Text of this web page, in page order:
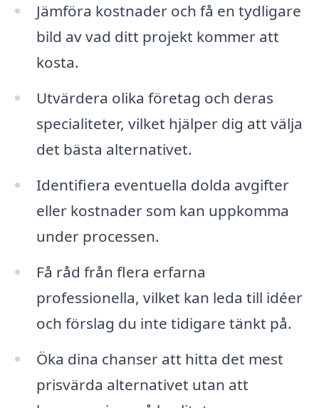
Jämföra kostnader och få en tydligare
bild av vad ditt projekt kommer att
kosta.
Utvärdera olika företag och deras
specialiteter, vilket hjälper dig att välja
det bästa alternativet.
Identifiera eventuella dolda avgifter
eller kostnader som kan uppkomma
under processen.
Få råd från flera erfarna
professionella, vilket kan leda till idéer
och förslag du inte tidigare tänkt på.
Öka dina chanser att hitta det mest
prisvärda alternativet utan att